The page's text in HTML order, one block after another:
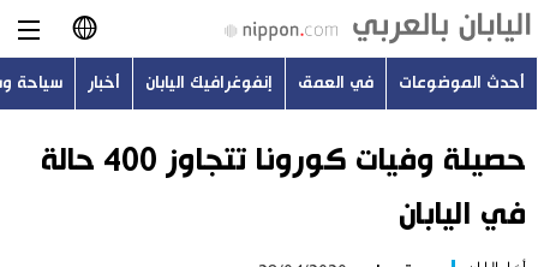
日本語
English
أحدث الموضوعات
أحدث الموضوعات في العمق إنفوغرافيك اليابان أخبار سياحة
حصيلة وفيات كورونا تتجاوز 400 حالة
في اليابان